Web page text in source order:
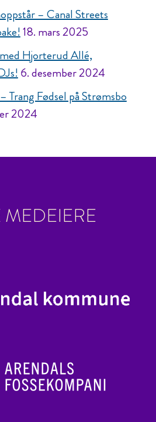
– Canal Streets
18. mars 2025
Hjorterud Allé,
6. desember 2024
Trang Fødsel på Strømsbo
2024